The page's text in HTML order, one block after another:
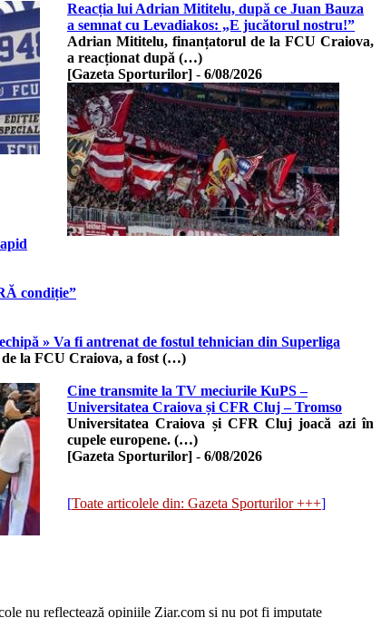
Reacția lui Adrian Mititelu, după ce Juan Bauza
a semnat cu Levadiakos: „E jucătorul nostru!”
Adrian Mititelu, finanțatorul de la FCU Craiova,
a reacționat după (…)
[Gazeta Sporturilor] - 6/08/2026
condiție”
» Va fi antrenat de fostul tehnician din Superliga
la FCU Craiova, a fost (…)
Cine transmite la TV meciurile KuPS –
Universitatea Craiova și CFR Cluj – Tromso
Universitatea Craiova și CFR Cluj joacă azi în
cupele europene. (…)
[Gazeta Sporturilor] - 6/08/2026
[Toate articolele din: Gazeta Sporturilor +++]
nu reflectează opiniile Ziar.com și nu pot fi imputate